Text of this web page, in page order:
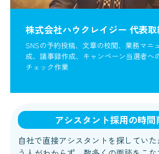
株式会社ハウクレイジー 代表
SNSの予約投稿、文章の校閲、業務マニ
成、議事録作成、キャンペーン当選者へ
チェック作業
アシスタント採用の時間
自社で直接アシスタントを探してい